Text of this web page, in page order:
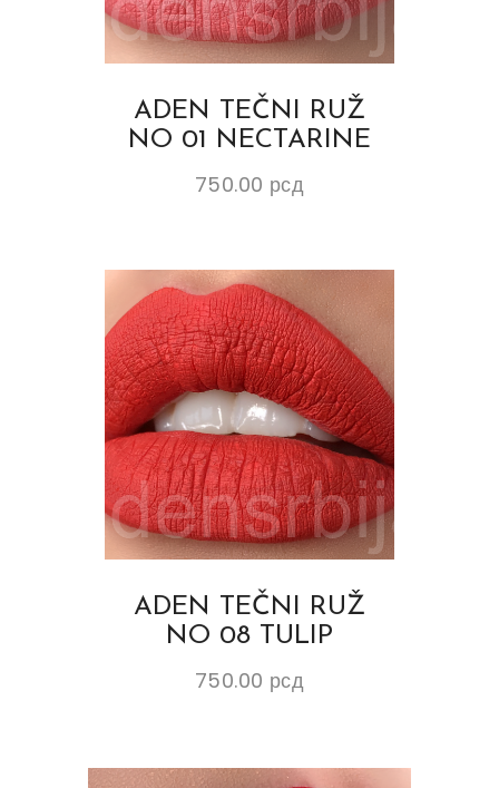
ADEN TEČNI RUŽ
NO 01 NECTARINE
750.00 рсд
ADEN TEČNI RUŽ
NO 08 TULIP
750.00 рсд